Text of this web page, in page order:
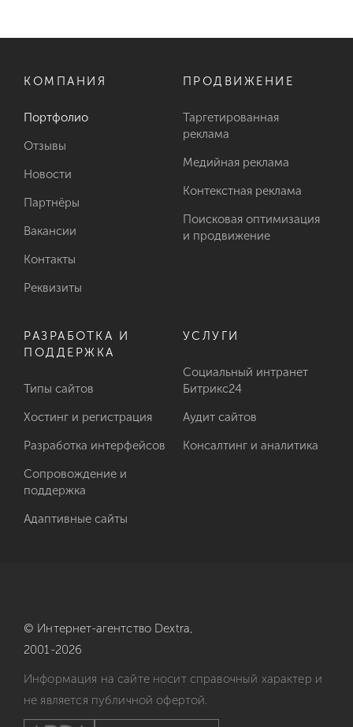
КОМПАНИЯ
Портфолио
Отзывы
Новости
Партнёры
Вакансии
Контакты
Реквизиты
ПРОДВИЖЕНИЕ
Таргетированная
реклама
Медийная реклама
Контекстная реклама
Поисковая оптимизация
и продвижение
РАЗРАБОТКА И
ПОДДЕРЖКА
Типы сайтов
Хостинг и регистрация
Разработка интерфейсов
Сопровождение и
поддержка
Адаптивные сайты
УСЛУГИ
Социальный интранет
Битрикс24
Аудит сайтов
Консалтинг и аналитика
© Интернет-агентство Dextra,
2001-2026
Информация на сайте носит справочный характер и
не является публичной офертой.